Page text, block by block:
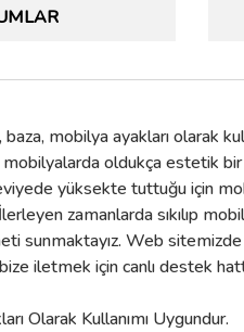
mobilya ayakları olarak
oldukça estetik
yüksekte tuttuğu için
zamanlarda sıkılıp
sunmaktayız. Web
iletmek için canlı destek
Olarak Kullanımı Uygundur.